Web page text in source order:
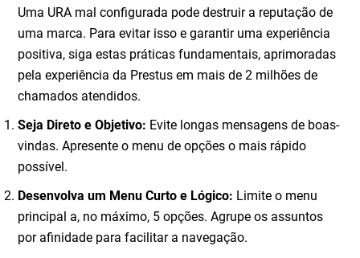
Uma URA mal configurada pode destruir a reputação de
uma marca. Para evitar isso e garantir uma experiência
positiva, siga estas práticas fundamentais, aprimoradas
pela experiência da Prestus em mais de 2 milhões de
chamados atendidos.
Seja Direto e Objetivo: Evite longas mensagens de boas-
vindas. Apresente o menu de opções o mais rápido
possível.
Desenvolva um Menu Curto e Lógico: Limite o menu
principal a, no máximo, 5 opções. Agrupe os assuntos
por afinidade para facilitar a navegação.